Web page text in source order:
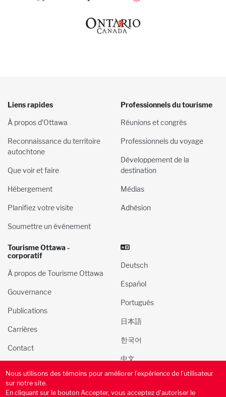
Nous utilisons des témoins pour améliorer l’expérience de l’utilisateur
sur notre site.
En cliquant sur le bouton Accepter, vous acceptez d'autoriser le
Liens rapides
À propos d’Ottawa
Reconnaissance du territoire
autochtone
Que voir et faire
Hébergement
Planifiez votre visite
Soumettre un événement
Professionnels du tourisme
Réunions et congrès
Professionnels du voyage
Développement de la
destination
Médias
Adhésion
Tourisme Ottawa -
corporatif
À propos de Tourisme Ottawa
Gouvernance
Publications
Carrières
Contact
Deutsch
Español
Português
日本語
한국어
中文
© 2000-2025 l’Administration du tourisme et des congres
d’Ottawa, Inc. Tous droits réservés.